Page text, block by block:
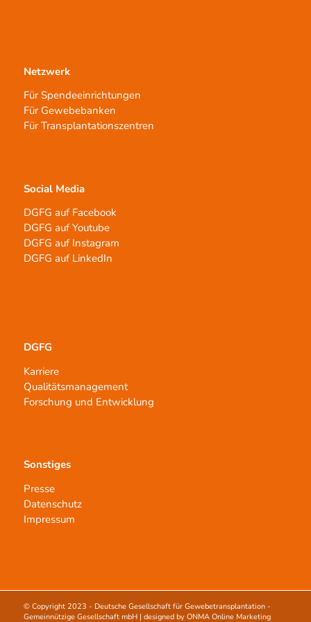
Netzwerk
Für Spendeeinrichtungen
Für Gewebebanken
Für Transplantationszentren
Social Media
DGFG auf Facebook
DGFG auf Youtube
DGFG auf Instagram
DGFG auf LinkedIn
DGFG
Karriere
Qualitätsmanagement
Forschung und Entwicklung
Sonstiges
Presse
Datenschutz
Impressum
© Copyright 2023 - Deutsche Gesellschaft für Gewebetransplantation -
Gemeinnützige Gesellschaft mbH| designed by ONMA Online Marketing